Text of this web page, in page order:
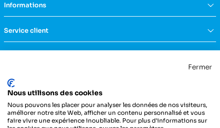
La Centrale Médicale
ZI de la Petite Dimerie - 15, rue du 11 Novembre
62310 Fruges
France
03 21 04 21 21
Aide à la vie
Confort & bien-être
Rééducation & massage
Mobilier
Diagnostic
Hygiène & protection
Instrumentation
Informations
FAQs
Notre engagement RSE
Service client
Nous contacter
Conditions générales de vente
Fermer
Nous utilisons des cookies
Nous pouvons les placer pour analyser les données de nos visiteurs,
améliorer notre site Web, afficher un contenu personnalisé et vous
faire vivre une expérience inoubliable. Pour plus d'informations sur